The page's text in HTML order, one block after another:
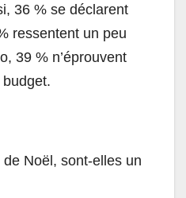
36 % se déclarent
ressentent un peu
39 % n’éprouvent
Noël, sont-elles un